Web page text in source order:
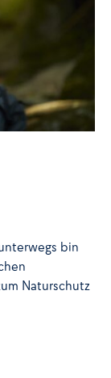
bin
Naturschutz